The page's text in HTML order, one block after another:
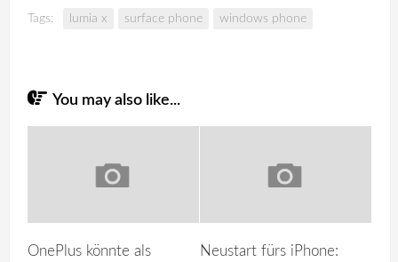
Tags: lumia x surface phone windows phone
You may also like...
OnePlus könnte als
Neustart fürs iPhone: